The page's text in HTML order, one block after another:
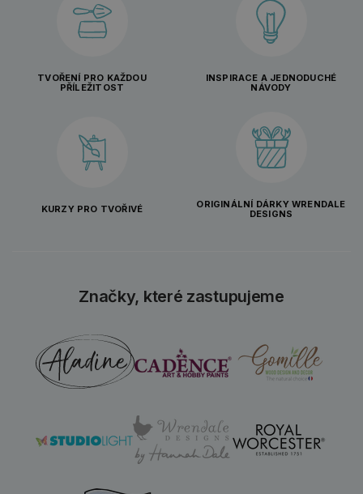
TVOŘENÍ PRO KAŽDOU
PŘÍLEŽITOST
INSPIRACE A JEDNODUCHÉ
NÁVODY
KURZY PRO TVOŘIVÉ
ORIGINÁLNÍ DÁRKY WRENDALE
DESIGNS
Značky, které zastupujeme